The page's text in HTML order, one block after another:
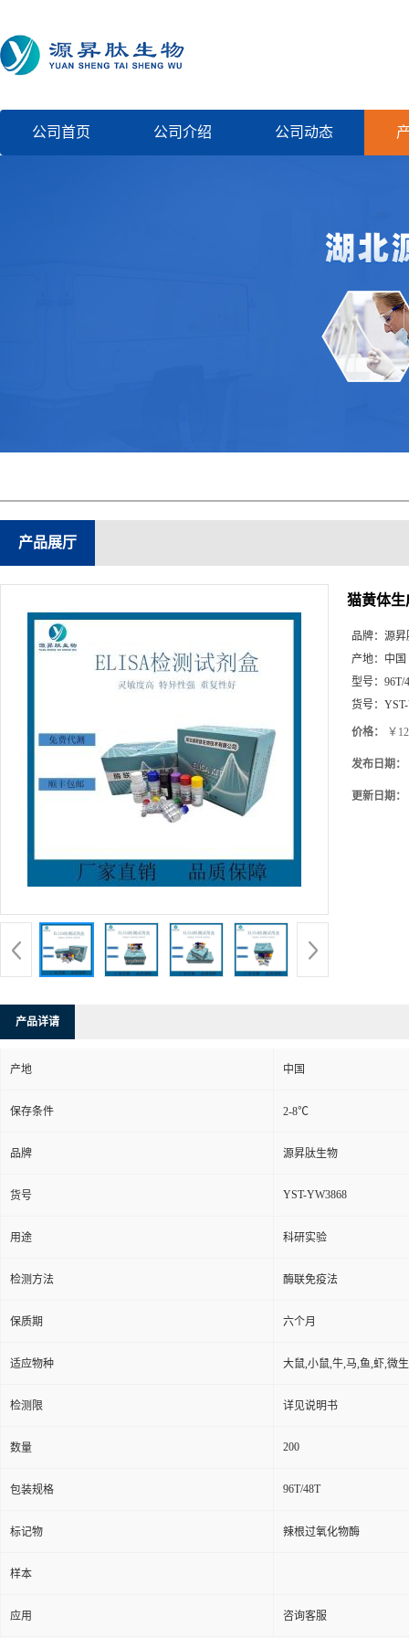
公司首页 公司介绍 公司动态
产品展厅
猫黄体
品牌： 源昇
产地： 中国
型号： 96T/
货号：
价格： ￥
发布日期：
更新日期：
产品详请
产地 中国
保存条件 2-8℃
品牌 源昇肽生物
货号 YST-YW3868
用途 科研实验
检测方法 酶联免疫法
保质期 六个月
适应物种 大鼠,小鼠,牛,马,鱼,虾,微
检测限 详见说明书
数量 200
包装规格 96T/48T
标记物 辣根过氧化物酶
样本
应用 咨询客服